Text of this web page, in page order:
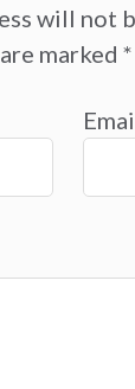
will not
marked *